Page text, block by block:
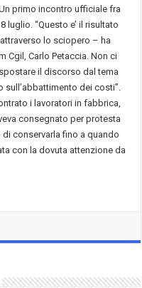
primo incontro ufficiale fra
luglio. “Questo e’ il risultato
lo sciopero – ha
Cgil, Carlo Petaccia. Non ci
il discorso dal tema
dei costi”.
i lavoratori in fabbrica,
consegnato per protesta
conservarla fino a quando
con la dovuta attenzione da